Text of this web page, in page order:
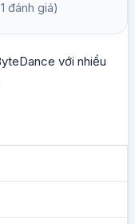
đánh giá)
với nhiều